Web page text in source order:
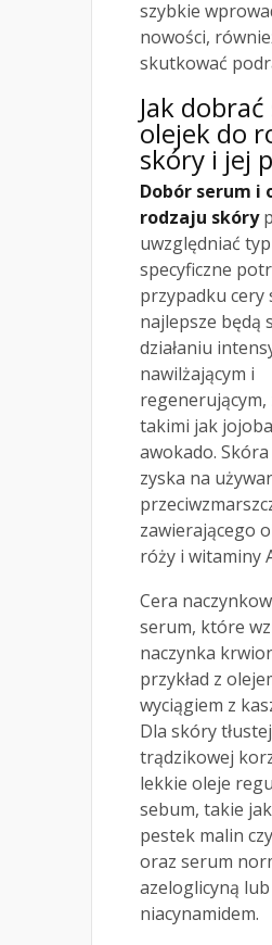
szybkie
nowości,
skutkować
Jak
olejek do
skóry i jej
Dobór serum i
rodzaju skóry
uwzględniać
specyficzne
przypadku cery
najlepsze będą
działaniu
nawilżającym i
regenerującym,
takimi jak
awokado. Skóra
zyska na
zawierającego
róży i witaminy
Cera
serum, które
naczynka
przykład z
wyciągiem z
Dla skóry
trądzikowej
lekkie oleje
sebum, takie
pestek malin
oraz serum
azeloglicyną lub
niacynamidem.